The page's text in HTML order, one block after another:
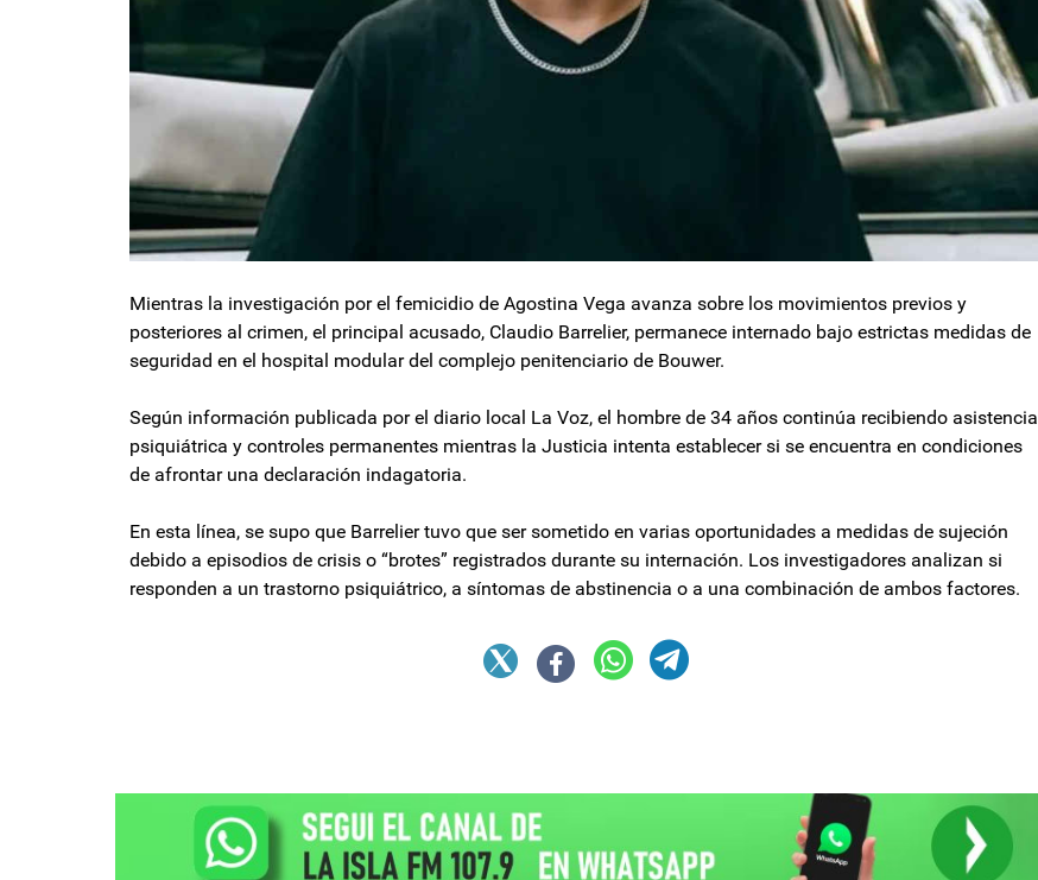
Mientras la investigación por el femicidio de Agostina Vega avanza sobre los movimientos previos y
posteriores al crimen, el principal acusado, Claudio Barrelier, permanece internado bajo estrictas medidas de
seguridad en el hospital modular del complejo penitenciario de Bouwer.
Según información publicada por el diario local La Voz, el hombre de 34 años continúa recibiendo asistencia
psiquiátrica y controles permanentes mientras la Justicia intenta establecer si se encuentra en condiciones
de afrontar una declaración indagatoria.
En esta línea, se supo que Barrelier tuvo que ser sometido en varias oportunidades a medidas de sujeción
debido a episodios de crisis o “brotes” registrados durante su internación. Los investigadores analizan si
responden a un trastorno psiquiátrico, a síntomas de abstinencia o a una combinación de ambos factores.